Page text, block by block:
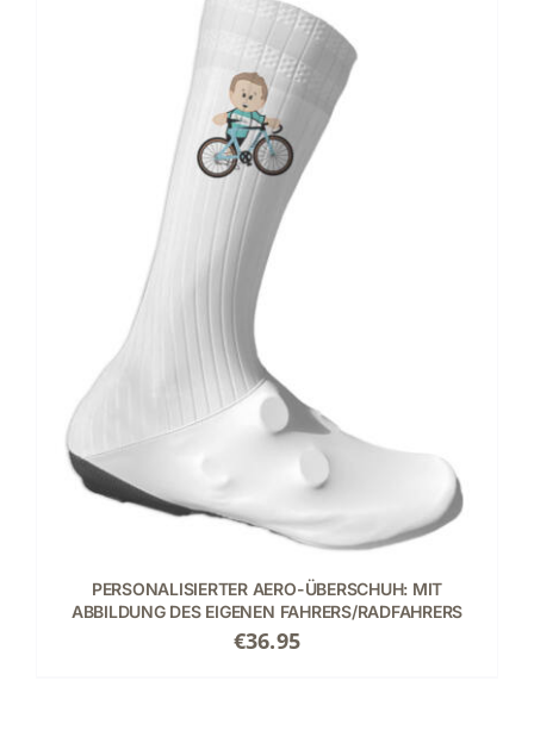
PERSONALISIERTER AERO-ÜBERSCHUH: MIT
ABBILDUNG DES EIGENEN FAHRERS/RADFAHRERS
€36.95